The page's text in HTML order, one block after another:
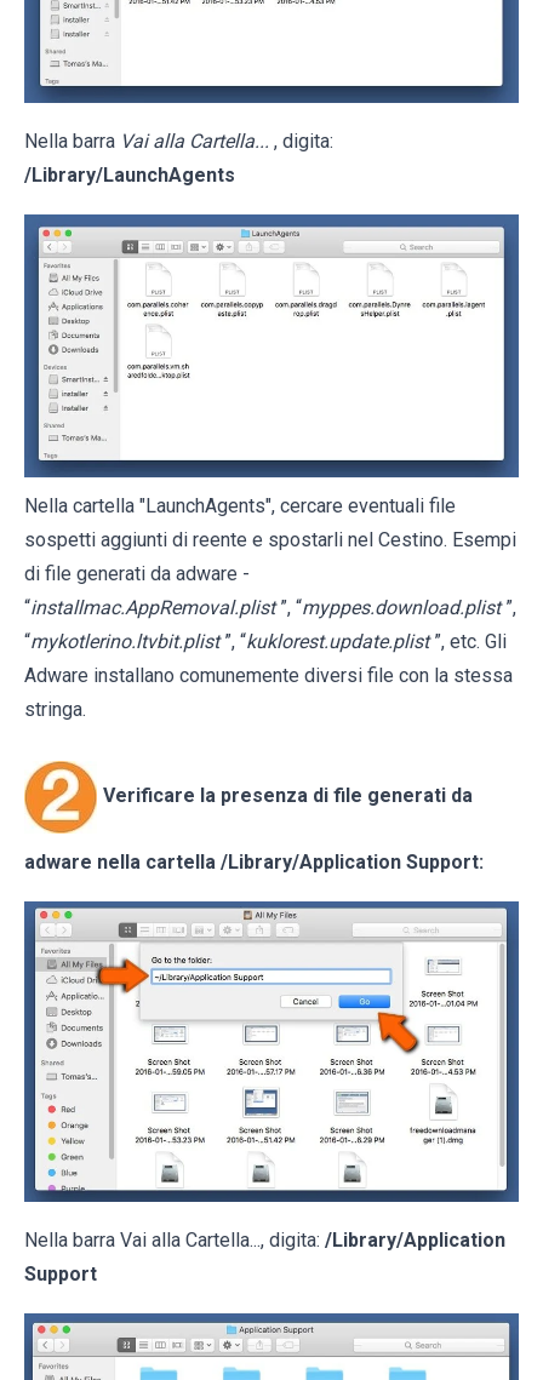
Nella barra Vai alla Cartella... , digita:
/Library/LaunchAgents
Nella cartella "LaunchAgents", cercare eventuali file
sospetti aggiunti di reente e spostarli nel Cestino. Esempi
di file generati da adware -
“installmac.AppRemoval.plist ”, “myppes.download.plist ”,
“mykotlerino.ltvbit.plist ”, “kuklorest.update.plist ”, etc. Gli
Adware installano comunemente diversi file con la stessa
stringa.
Verificare la presenza di file generati da
adware nella cartella /Library/Application Support:
Nella barra Vai alla Cartella..., digita: /Library/Application
Support